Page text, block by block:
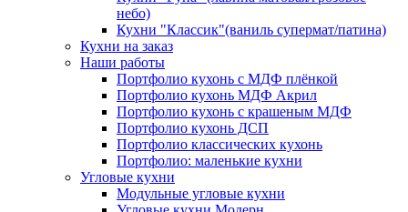
небо)
Кухни "Классик"(ваниль супермат/патина)
Кухни на заказ
Наши работы
Портфолио кухонь с МДФ плёнкой
Портфолио кухонь МДФ Акрил
Портфолио кухонь с крашеным МДФ
Портфолио кухонь ДСП
Портфолио классических кухонь
Портфолио: маленькие кухни
Угловые кухни
Модульные угловые кухни